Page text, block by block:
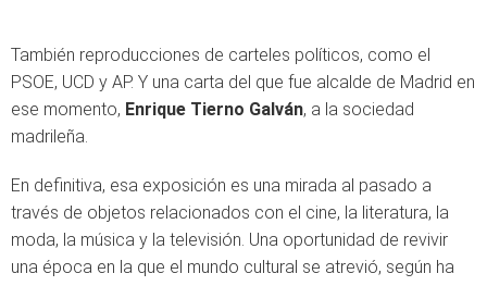
También reproducciones de carteles políticos, como el
PSOE, UCD y AP. Y una carta del que fue alcalde de Madrid en
ese momento, Enrique Tierno Galván, a la sociedad
madrileña.
En definitiva, esa exposición es una mirada al pasado a
través de objetos relacionados con el cine, la literatura, la
moda, la música y la televisión. Una oportunidad de revivir
una época en la que el mundo cultural se atrevió, según ha